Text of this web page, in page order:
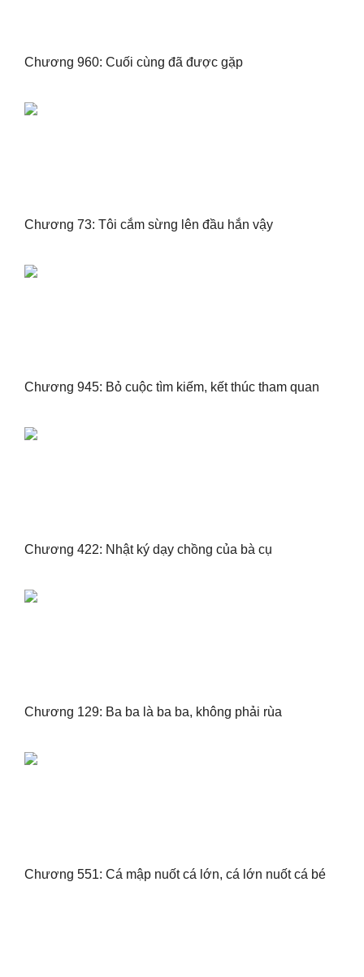
Chương 960: Cuối cùng đã được gặp
Chương 73: Tôi cắm sừng lên đầu hắn vậy
Chương 945: Bỏ cuộc tìm kiếm, kết thúc tham quan
Chương 422: Nhật ký dạy chồng của bà cụ
Chương 129: Ba ba là ba ba, không phải rùa
Chương 551: Cá mập nuốt cá lớn, cá lớn nuốt cá bé